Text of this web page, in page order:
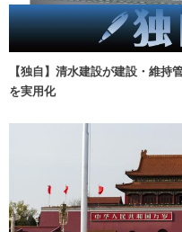
【独自】清水建設が建設・維
を実用化